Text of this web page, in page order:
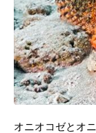
オニオコゼとオ